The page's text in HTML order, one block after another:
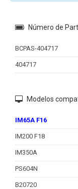
Número de
BCPAS-404717
404717
Modelos
IM65A F16
IM200 F18
IM350A
PS604N
B20720